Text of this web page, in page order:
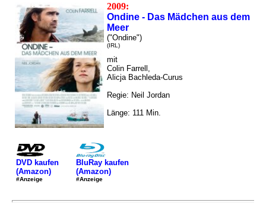
2009:
Ondine - Das Mädchen aus dem
Meer
("Ondine")
(IRL)
mit
Colin Farrell,
Alicja Bachleda-Curus
Regie: Neil Jordan
Länge: 111 Min.
DVD kaufen
(Amazon)
#Anzeige
BluRay kaufen
(Amazon)
#Anzeige